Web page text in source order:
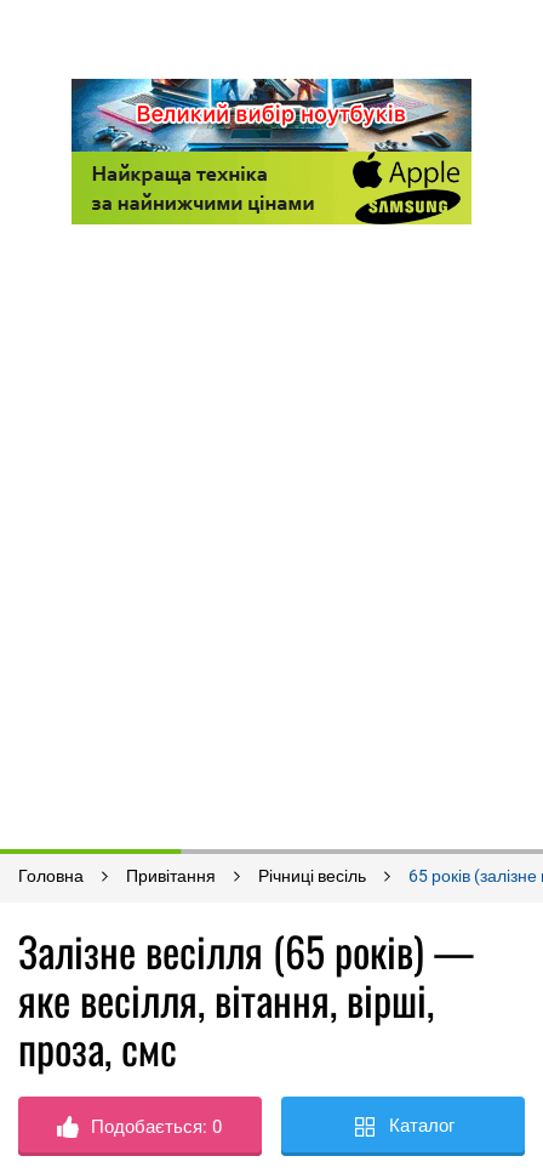
Головна Привітання Річниці весіль 65 років
Залізне весілля (65 років) —
яке весілля, вітання, вірші,
проза, смс
Подобається:0 Каталог